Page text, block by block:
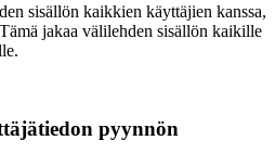
sisällön kaikkien käyttäjien kanssa,
jakaa välilehden sisällön kaikille
pyynnön